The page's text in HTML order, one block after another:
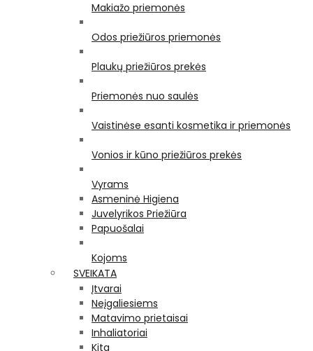
Makiažo priemonės
Odos priežiūros priemonės
Plaukų priežiūros prekės
Priemonės nuo saulės
Vaistinėse esanti kosmetika ir priemonės
Vonios ir kūno priežiūros prekės
Vyrams
Asmeninė Higiena
Juvelyrikos Priežiūra
Papuošalai
Kojoms
SVEIKATA
Įtvarai
Neįgaliesiems
Matavimo prietaisai
Inhaliatoriai
Kita